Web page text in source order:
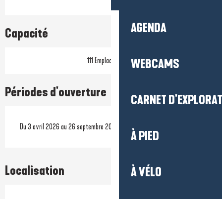
AGENDA
WEBCAMS
CARNET
À PIED
À VÉLO
Capacité
111 Emplacement(s)
Périodes d'ouverture
Du 3 avril 2026 au 26 septembre 2026
Localisation